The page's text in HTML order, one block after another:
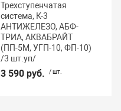
Трехступенчатая
система, К-3
АНТИЖЕЛЕЗО, АБФ-
ТРИА, АКВАБРАЙТ
(ПП-5М, УГП-10, ФП-10)
/3 шт.уп/
3 590 руб. / шт.